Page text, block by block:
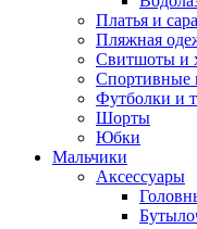
Платья и
Пляжная
Свитшоты и
Спортивные
Футболки и
Шорты
Юбки
Мальчики
Аксессуары